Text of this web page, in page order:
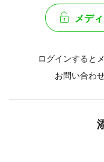
メデ
ログインすると
お問い合わ